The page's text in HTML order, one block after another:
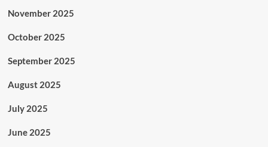
November 2025
October 2025
September 2025
August 2025
July 2025
June 2025